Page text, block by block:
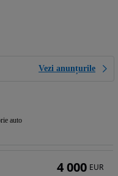
Vezi anunțurile
auto
4 000 EUR